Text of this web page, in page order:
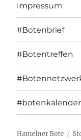
Impressum
#Botenbrief
#Botentreffen
Hamelner Bote